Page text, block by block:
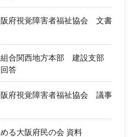
府視覚障害者福祉協会 文書
組合関西地方本部 建設支部
答
府視覚障害者福祉協会 議事
る大阪府民の会 資料